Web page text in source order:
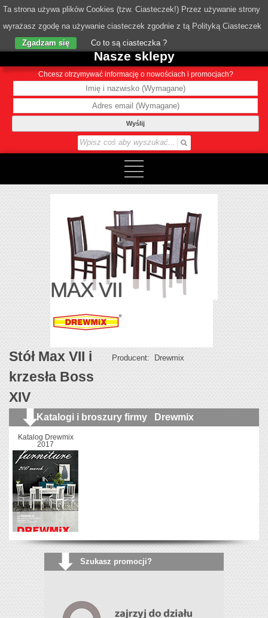
o Nas
Nasze sklepy
Chcesz otrzymywać informację o nowościach i promocjach?
Wyślij
MAX VII
Stół Max VII i
krzesła Boss
XIV
Producent: Drewmix
Katalogi i broszury firmy Drewmix
Katalog Drewmix
2017
Szukasz promocji?
Ta strona używa plików Cookies (tzw. Ciasteczek!) Przez używanie strony
wyrażasz zgodę na używanie ciasteczek zgodnie z tą Polityką Ciasteczek
Zgadzam się
Co to są ciasteczka ?